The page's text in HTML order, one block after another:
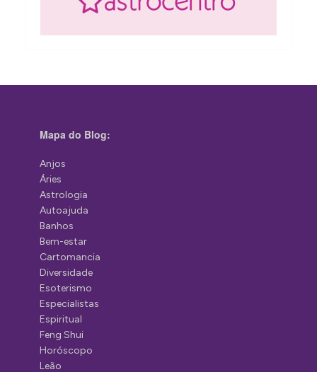
Mapa do Blog:
Anjos
Áries
Astrologia
Autoajuda
Banhos
Bem-estar
Cartomancia
Diversidade
Esoterismo
Especialistas
Espiritual
Feng Shui
Horóscopo
Leão